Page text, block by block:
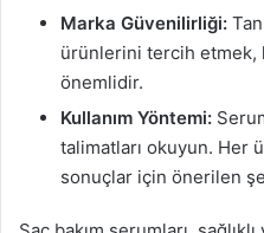
Marka Güvenilirliği:
ürünlerini tercih etmek,
önemlidir.
Kullanım Yöntemi:
talimatları okuyun. Her
sonuçlar için önerilen